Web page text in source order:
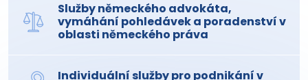
Služby německého advokáta,
vymáhání pohledávek a poradenství v
oblasti německého práva
Individuální služby pro podnikání v